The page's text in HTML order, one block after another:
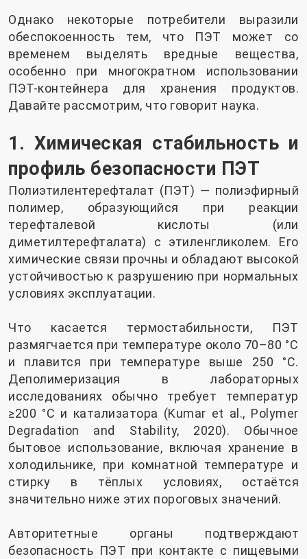
Однако некоторые потребители выразили
обеспокоенность тем, что ПЭТ может со
временем выделять вредные вещества,
особенно при многократном использовании
ПЭТ-контейнера для хранения продуктов.
Давайте рассмотрим, что говорит наука.
1. Химическая стабильность и
профиль безопасности ПЭТ
Полиэтилентерефталат (ПЭТ) — полиэфирный
полимер, образующийся при реакции
терефталевой кислоты (или
диметилтерефталата) с этиленгликолем. Его
химические связи прочны и обладают высокой
устойчивостью к разрушению при нормальных
условиях эксплуатации.
Что касается термостабильности, ПЭТ
размягчается при температуре около 70–80 °C
и плавится при температуре выше 250 °C.
Деполимеризация в лабораторных
исследованиях обычно требует температур
≥200 °C и катализатора (Kumar et al., Polymer
Degradation and Stability, 2020). Обычное
бытовое использование, включая хранение в
холодильнике, при комнатной температуре и
стирку в тёплых условиях, остаётся
значительно ниже этих пороговых значений.
Авторитетные органы подтверждают
безопасность ПЭТ при контакте с пищевыми